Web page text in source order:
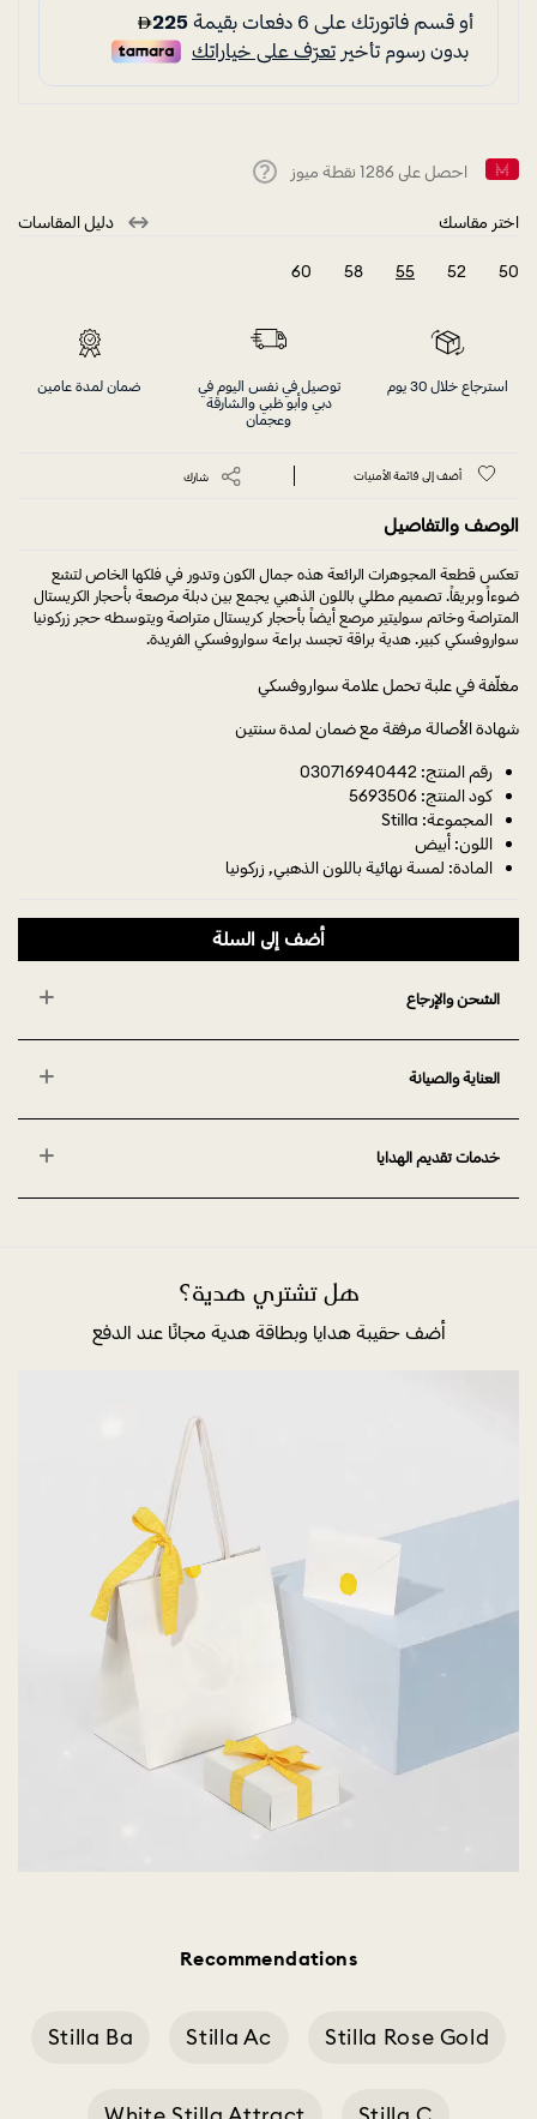
احصل على 1286 نقطة ميوز
اختر مقاسك
دليل المقاسات
50
52
55
58
60
استرجاع خلال 30 يوم
توصيل في نفس اليوم في
دبي وأبو ظبي والشارقة
وعجمان
ضمان لمدة عامين
أضف إلى قائمة الأمنيات شارك
الوصف والتفاصيل
تعكس قطعة المجوهرات الرائعة هذه جمال الكون وتدور في فلكها الخاص لتشع
ضوءاً وبريقاً. تصميم مطلي باللون الذهبي يجمع بين دبلة مرصعة بأحجار الكريستال
المتراصة وخاتم سوليتير مرصع أيضاً بأحجار كريستال متراصة ويتوسطه حجر زركونيا
سواروفسكي كبير. هدية براقة تجسد براعة سواروفسكي الفريدة.
مغلّفة في علبة تحمل علامة سواروفسكي
شهادة الأصالة مرفقة مع ضمان لمدة سنتين
رقم المنتج: 030716940442
كود المنتج: 5693506
المجموعة: Stilla
اللون: أبيض
المادة: لمسة نهائية باللون الذهبي, زركونيا
أضف إلى السلة
الشحن والإرجاع
العناية والصيانة
خدمات تقديم الهدايا
هل تشتري هدية؟
أضف حقيبة هدايا وبطاقة هدية مجانًا عند الدفع
Recommendations
Stilla Rose Gold
Stilla Ac
Stilla Ba